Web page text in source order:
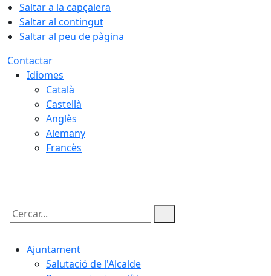
Saltar a la capçalera
Saltar al contingut
Saltar al peu de pàgina
Contactar
Idiomes
Català
Castellà
Anglès
Alemany
Francès
Cercar:
Ajuntament
Salutació de l'Alcalde